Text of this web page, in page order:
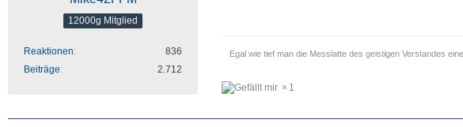
12000g Mitglied
Reaktionen
836
Beiträge
2.712
Egal wie tief man die Messlatte des geistigen Verstandes
1